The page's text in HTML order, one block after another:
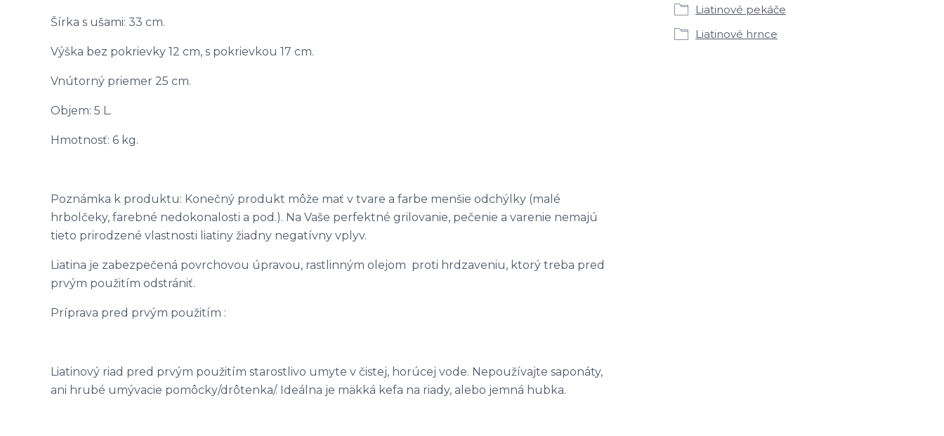
Šírka s ušami: 33 cm.
Výška bez pokrievky 12 cm, s pokrievkou 17 cm.
Vnútorný priemer 25 cm.
Objem: 5 L.
Hmotnosť: 6 kg.
Poznámka k produktu: Konečný produkt môže mať v tvare a farbe menšie odchýlky (malé
hrbolčeky, farebné nedokonalosti a pod.). Na Vaše perfektné grilovanie, pečenie a varenie nemajú
tieto prirodzené vlastnosti liatiny žiadny negatívny vplyv.
Liatina je zabezpečená povrchovou úpravou, rastlinným olejom proti hrdzaveniu, ktorý treba pred
prvým použitím odstrániť.
Príprava pred prvým použitím :
Liatinový riad pred prvým použitím starostlivo umyte v čistej, horúcej vode. Nepoužívajte saponáty,
ani hrubé umývacie pomôcky/drôtenka/. Ideálna je mäkká kefa na riady, alebo jemná hubka.
Liatinové pekáče
Liatinové hrnce